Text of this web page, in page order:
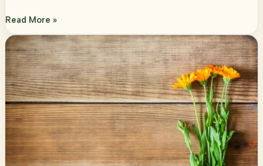
Słoik
szczęścia
–
30
sekund,
które
odmienią
Twoje
życie
w
nadchodzącym
Read More »